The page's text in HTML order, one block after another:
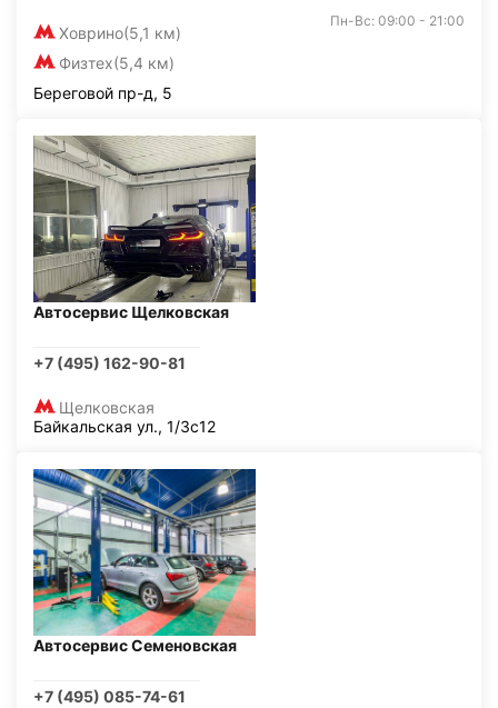
Ховрино(5,1 км)
Физтех(5,4 км)
Пн-Вс: 09:00 - 21:00
Береговой пр-д, 5
Автосервис Щелковская
+7 (495) 162-90-81
Щелковская
Байкальская ул., 1/3с12
Автосервис Семеновская
+7 (495) 085-74-61